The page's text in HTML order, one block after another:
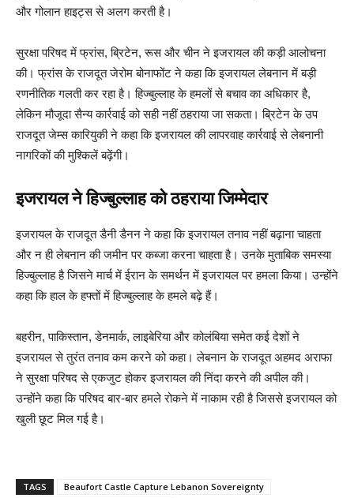
और गोलान हाइट्स से अलग करती है।
सुरक्षा परिषद में फ्रांस, ब्रिटेन, रूस और चीन ने इजरायल की कड़ी आलोचना
की। फ्रांस के राजदूत जेरोम बोनाफोंट ने कहा कि इजरायल लेबनान में बड़ी
रणनीतिक गलती कर रहा है। हिज्बुल्लाह के हमलों से बचाव का अधिकार है,
लेकिन मौजूदा सैन्य कार्रवाई को सही नहीं ठहराया जा सकता। ब्रिटेन के उप
राजदूत जेम्स कारियुकी ने कहा कि इजरायल की लापरवाह कार्रवाई से लेबनानी
नागरिकों की मुश्किलें बढ़ेंगी।
इजरायल ने हिज्बुल्लाह को ठहराया जिम्मेदार
इजरायल के राजदूत डैनी डैनन ने कहा कि इजरायल तनाव नहीं बढ़ाना चाहता
और न ही लेबनान की जमीन पर कब्जा करना चाहता है। उनके मुताबिक समस्या
हिज्बुल्लाह है जिसने मार्च में ईरान के समर्थन में इजरायल पर हमला किया। उन्होंने
कहा कि हाल के हफ्तों में हिज्बुल्लाह के हमले बढ़े हैं।
बहरीन, पाकिस्तान, डेनमार्क, लाइबेरिया और कोलंबिया समेत कई देशों ने
इजरायल से तुरंत तनाव कम करने को कहा। लेबनान के राजदूत अहमद अराफा
ने सुरक्षा परिषद से एकजुट होकर इजरायल की निंदा करने की अपील की।
उन्होंने कहा कि परिषद बार-बार हमले रोकने में नाकाम रही है जिससे इजरायल को
खुली छूट मिल गई है।
TAGS
Beaufort Castle Capture Lebanon Sovereignty